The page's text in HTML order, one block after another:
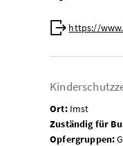
Web:
https://
Ort:Imst
Zuständig für
Opfergruppen: